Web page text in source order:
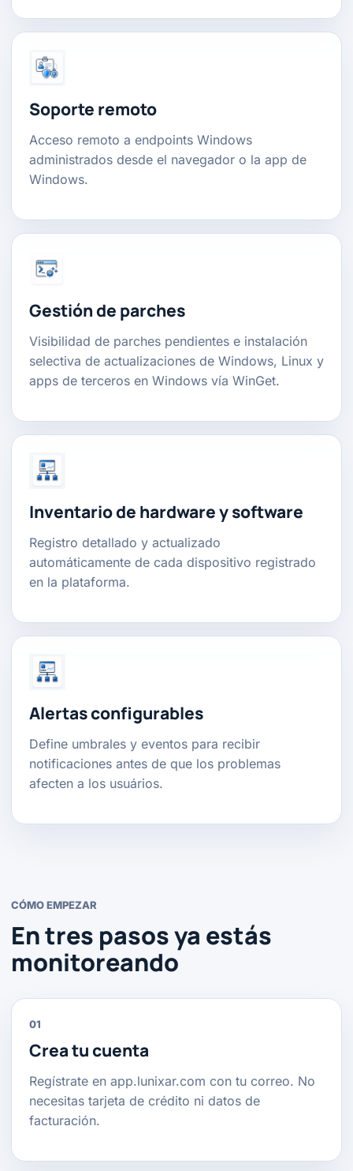
Soporte remoto
Acceso remoto a endpoints Windows
administrados desde el navegador o la app de
Windows.
Gestión de parches
Visibilidad de parches pendientes e instalación
selectiva de actualizaciones de Windows, Linux y
apps de terceros en Windows vía WinGet.
Inventario de hardware y software
Registro detallado y actualizado
automáticamente de cada dispositivo registrado
en la plataforma.
Alertas configurables
Define umbrales y eventos para recibir
notificaciones antes de que los problemas
afecten a los usuários.
CÓMO EMPEZAR
En tres pasos ya estás
monitoreando
01
Crea tu cuenta
Regístrate en app.lunixar.com con tu correo. No
necesitas tarjeta de crédito ni datos de
facturación.